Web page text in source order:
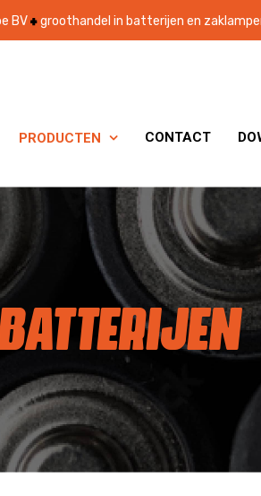
BV groothandel in batterijen en
PRODUCTEN  CONTACT